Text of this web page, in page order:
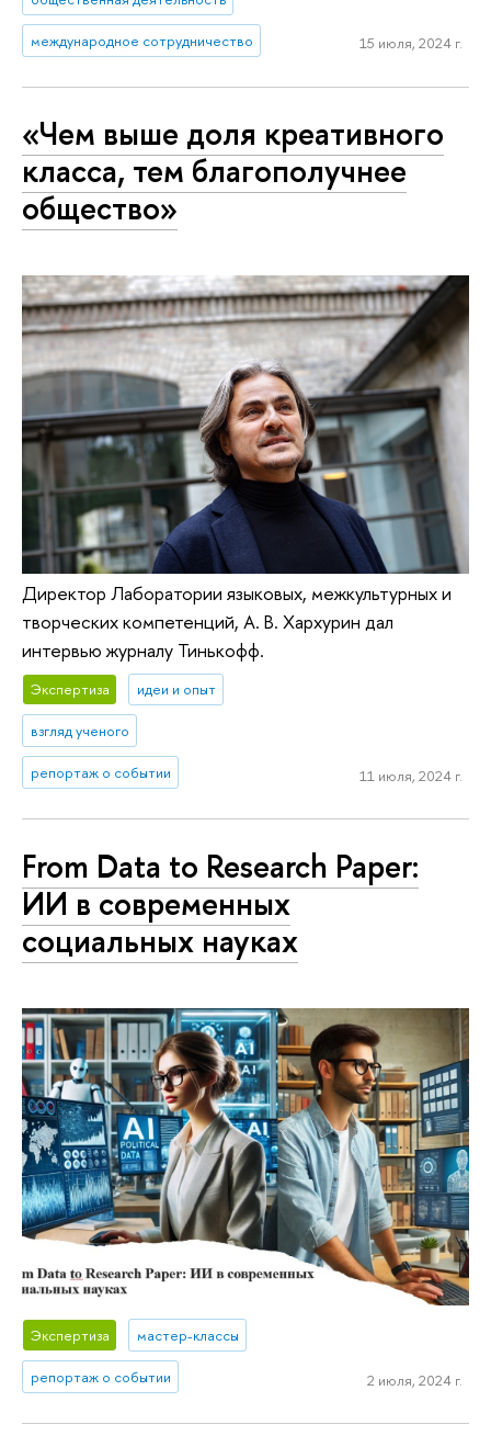
международное сотрудничество 15 июля, 2024 г.
«Чем выше доля креативного
класса, тем благополучнее
общество»
Директор Лаборатории языковых, межкультурных и
творческих компетенций, А. В. Хархурин дал
интервью журналу Тинькофф.
Экспертиза идеи и опыт
взгляд ученого
репортаж о событии 11 июля, 2024 г.
From Data to Research Paper:
ИИ в современных
социальных науках
Экспертиза мастер-классы
репортаж о событии 2 июля, 2024 г.